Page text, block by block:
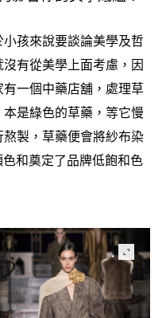
小孩來說要談論美學及哲
有從美學上面考慮 ， 因
一個中藥店舖 ， 處理草
是綠色的草藥 ， 等它慢
製 ， 草藥便會將紗布染
和奠定了品牌低飽和色